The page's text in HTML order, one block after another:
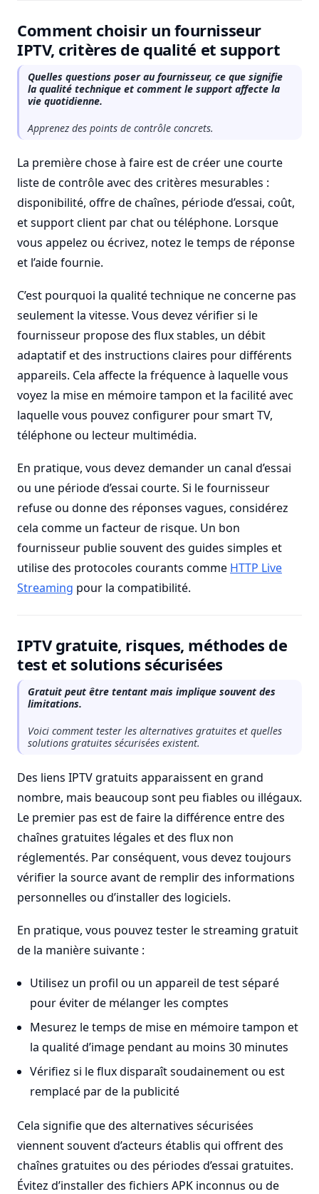
Comment choisir un fournisseur
IPTV, critères de qualité et support
Quelles questions poser au fournisseur, ce que signifie
la qualité technique et comment le support affecte la
vie quotidienne.
Apprenez des points de contrôle concrets.
La première chose à faire est de créer une courte
liste de contrôle avec des critères mesurables :
disponibilité, offre de chaînes, période d’essai, coût,
et support client par chat ou téléphone. Lorsque
vous appelez ou écrivez, notez le temps de réponse
et l’aide fournie.
C’est pourquoi la qualité technique ne concerne pas
seulement la vitesse. Vous devez vérifier si le
fournisseur propose des flux stables, un débit
adaptatif et des instructions claires pour différents
appareils. Cela affecte la fréquence à laquelle vous
voyez la mise en mémoire tampon et la facilité avec
laquelle vous pouvez configurer pour smart TV,
téléphone ou lecteur multimédia.
En pratique, vous devez demander un canal d’essai
ou une période d’essai courte. Si le fournisseur
refuse ou donne des réponses vagues, considérez
cela comme un facteur de risque. Un bon
fournisseur publie souvent des guides simples et
utilise des protocoles courants comme HTTP Live
Streaming pour la compatibilité.
IPTV gratuite, risques, méthodes de
test et solutions sécurisées
Gratuit peut être tentant mais implique souvent des
limitations.
Voici comment tester les alternatives gratuites et quelles
solutions gratuites sécurisées existent.
Des liens IPTV gratuits apparaissent en grand
nombre, mais beaucoup sont peu fiables ou illégaux.
Le premier pas est de faire la différence entre des
chaînes gratuites légales et des flux non
réglementés. Par conséquent, vous devez toujours
vérifier la source avant de remplir des informations
personnelles ou d’installer des logiciels.
En pratique, vous pouvez tester le streaming gratuit
de la manière suivante :
Utilisez un profil ou un appareil de test séparé
pour éviter de mélanger les comptes
Mesurez le temps de mise en mémoire tampon et
la qualité d’image pendant au moins 30 minutes
Vérifiez si le flux disparaît soudainement ou est
remplacé par de la publicité
Cela signifie que des alternatives sécurisées
viennent souvent d’acteurs établis qui offrent des
chaînes gratuites ou des périodes d’essai gratuites.
Évitez d’installer des fichiers APK inconnus ou de